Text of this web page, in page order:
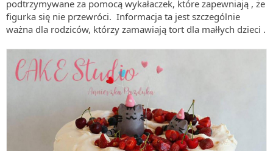
podtrzymywane za pomocą wykałaczek, które zapewniają , że
figurka się nie przewróci. Informacja ta jest szczególnie
ważna dla rodziców, którzy zamawiają tort dla małłych dzieci .